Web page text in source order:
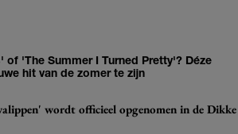
'The Summer I Turned Pretty'? Déze
hit van de zomer te zijn
wordt officieel opgenomen in de Dikke